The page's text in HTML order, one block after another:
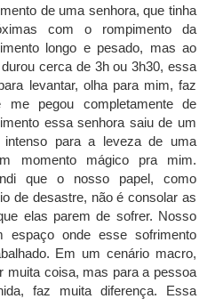
de uma senhora, que tinha
com o rompimento da
longo e pesado, mas ao
cerca de 3h ou 3h30, essa
levantar, olha para mim, faz
pegou completamente de
essa senhora saiu de um
intenso para a leveza de uma
momento mágico pra mim.
que o nosso papel, como
de desastre, não é consolar as
elas parem de sofrer. Nosso
espaço onde esse sofrimento
Em um cenário macro,
muita coisa, mas para a pessoa
faz muita diferença. Essa